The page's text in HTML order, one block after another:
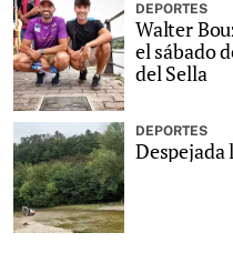
DEPORTES
Walter
el sábado
del Sella
DEPORTES
Despejada